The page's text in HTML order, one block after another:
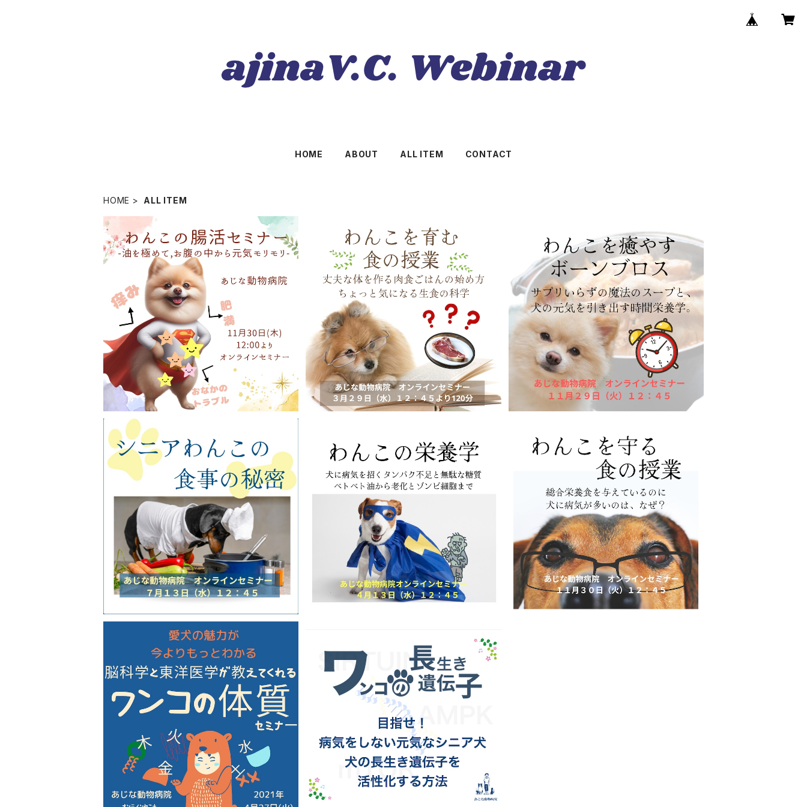
HOME ABOUT ALL ITEM CONTACT
HOME ALL ITEM
わんこの腸活セミナー：油を極めて、おなかの
中から元気モリモリ
¥8,800
わんこを育む食の授業 丈夫な体を作る肉食
ごはんの始め方 ちょっと気になる生食の科
¥8,800
わんこを癒やす魔法のスープ 犬のボーンブ
ロスと時間栄養学
¥8,800
シニアわんこの食事の秘密
¥8,800
わんこの栄養学 犬の病気を招くタンパク不
足と無駄な糖質、ベトベト油、老化とゾンビ細
胞
¥8,800
わんこを守る食の授業 総合栄養食を食べて
いるのに犬に病気が多いのはなぜ？
¥8,800
脳科学×東洋医学/わんこの体質セミナー
ワンコの長生き遺伝子セミナー 目指せ！病
気をしない元気なシニア犬
¥8,800